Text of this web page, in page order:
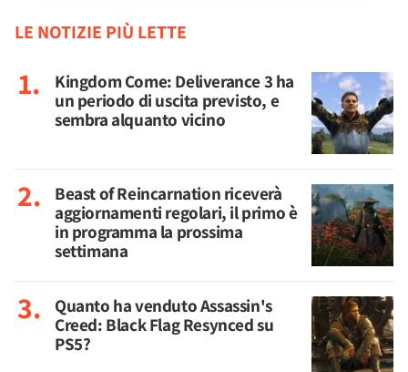
LE NOTIZIE PIÙ LETTE
Kingdom Come: Deliverance 3 ha
un periodo di uscita previsto, e
sembra alquanto vicino
Beast of Reincarnation riceverà
aggiornamenti regolari, il primo è
in programma la prossima
settimana
Quanto ha venduto Assassin's
Creed: Black Flag Resynced su
PS5?